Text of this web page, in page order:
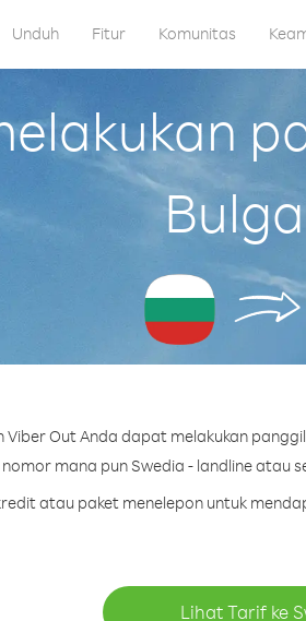
Unduh Fitur Komunitas
Viber Out Anda dapat melakukan
mana pun Swedia - landline atau
atau paket menelepon untuk
Lihat Tarif ke